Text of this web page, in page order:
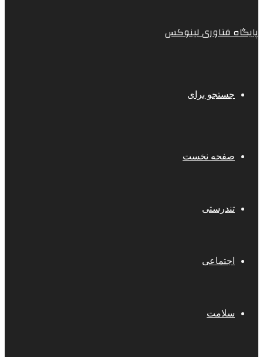
پایگاه فناوری لینوکس
جستجو برای
صفحه نخست
تندرستی
اجتماعی
سلامت